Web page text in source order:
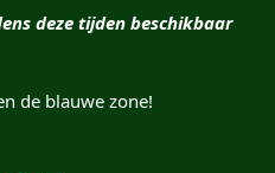
deze tijden beschikbaar
de blauwe zone!